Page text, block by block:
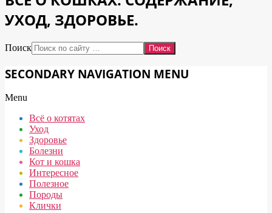
УХОД, ЗДОРОВЬЕ.
Поиск
SECONDARY NAVIGATION MENU
Menu
Всё о котятах
Уход
Здоровье
Болезни
Кот и кошка
Интересное
Полезное
Породы
Клички